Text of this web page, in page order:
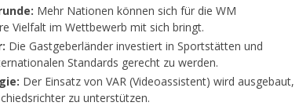
Mehr Nationen können sich für die WM
Vielfalt im Wettbewerb mit sich bringt.
Die Gastgeberländer investiert in Sportstätten und
Standards gerecht zu werden.
Der Einsatz von VAR (Videoassistent) wird ausgebaut,
zu unterstützen.